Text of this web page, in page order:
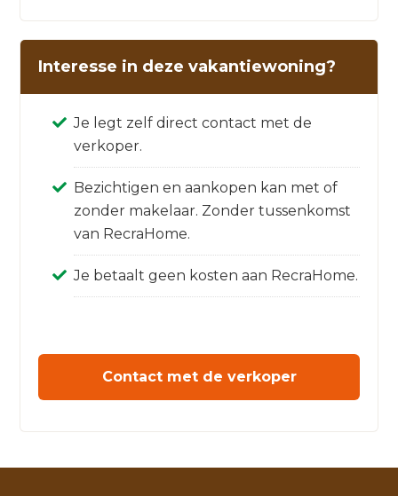
Interesse in deze vakantiewoning?
Je legt zelf direct contact met de
verkoper.
Bezichtigen en aankopen kan met of
zonder makelaar. Zonder tussenkomst
van RecraHome.
Je betaalt geen kosten aan RecraHome.
Contact met de verkoper